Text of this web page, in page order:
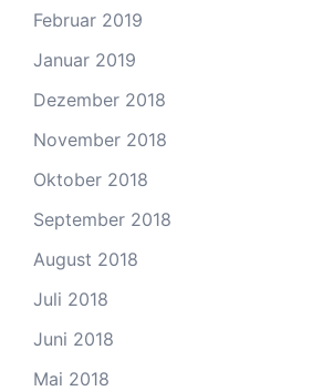
Februar 2019
Januar 2019
Dezember 2018
November 2018
Oktober 2018
September 2018
August 2018
Juli 2018
Juni 2018
Mai 2018